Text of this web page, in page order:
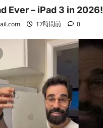
Ever – iPad 3 in 2026!
17時間前 0